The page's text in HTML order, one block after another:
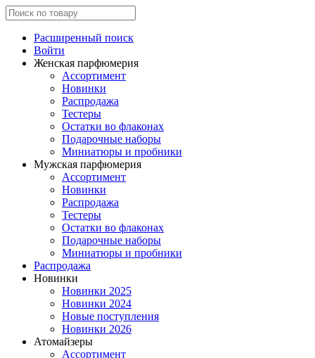
Расширенный поиск
Войти
Женская парфюмерия
Ассортимент
Новинки
Распродажа
Тестеры
Остатки во флаконах
Подарочные наборы
Миниатюры и пробники
Мужская парфюмерия
Ассортимент
Новинки
Распродажа
Тестеры
Остатки во флаконах
Подарочные наборы
Миниатюры и пробники
Распродажа
Новинки
Новинки 2025
Новинки 2024
Новые поступления
Новинки 2026
Атомайзеры
Ассортимент